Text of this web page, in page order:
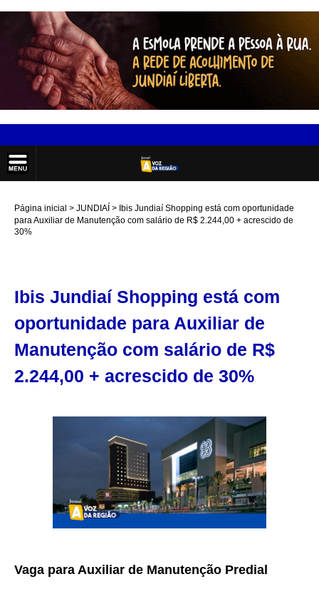
Página inicial JUNDIAÍ
Ibis Jundiaí Shopping está com oportunidade
para Auxiliar de Manutenção com salário de R$ 2.244,00 + acrescido de
30%
Ibis Jundiaí Shopping está com
oportunidade para Auxiliar de
Manutenção com salário de R$
2.244,00 + acrescido de 30%
Vaga para Auxiliar de Manutenção Predial